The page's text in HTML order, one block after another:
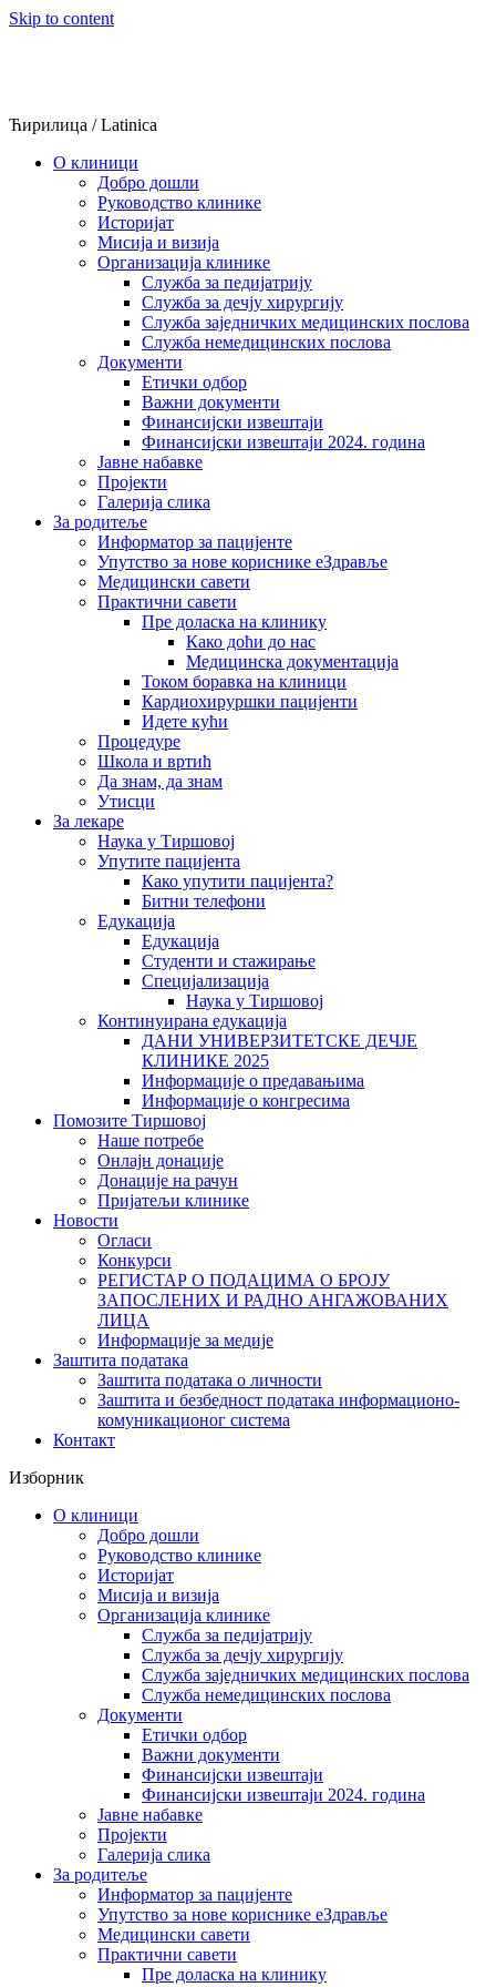
Skip to content
Ћирилица /Latinica
О клиници
Добро дошли
Руководство клинике
Историјат
Мисија и визија
Организација клинике
Служба за педијатрију
Служба за дечју хирургију
Служба заједничких медицинских послова
Служба немедицинских послова
Документи
Етички одбор
Важни документи
Финансијски извештаји
Финансијски извештаји 2024. година
Јавне набавке
Пројекти
Галерија слика
За родитеље
Информатор за пацијенте
Упутство за нове кориснике еЗдравље
Медицински савети
Практични савети
Пре доласка на клинику
Како доћи до нас
Медицинска документација
Током боравка на клиници
Кардиохируршки пацијенти
Идете кући
Процедуре
Школа и вртић
Да знам, да знам
Утисци
За лекаре
Наука у Тиршовој
Упутите пацијента
Како упутити пацијента?
Битни телефони
Едукација
Едукација
Студенти и стажирање
Специјализација
Наука у Тиршовој
Континуирана едукација
ДАНИ УНИВЕРЗИТЕТСКЕ ДЕЧЈЕ
КЛИНИКЕ 2025
Информације о предавањима
Информације о конгресима
Помозите Тиршовој
Наше потребе
Онлајн донације
Донације на рачун
Пријатељи клинике
Новости
Огласи
Конкурси
РЕГИСТАР О ПОДАЦИМА О БРОЈУ
ЗАПОСЛЕНИХ И РАДНО АНГАЖОВАНИХ
ЛИЦА
Информације за медије
Заштита података
Заштита података о личности
Заштита и безбедност података информационо-
комуникационог система
Контакт
Изборник
О клиници
Добро дошли
Руководство клинике
Историјат
Мисија и визија
Организација клинике
Служба за педијатрију
Служба за дечју хирургију
Служба заједничких медицинских послова
Служба немедицинских послова
Документи
Етички одбор
Важни документи
Финансијски извештаји
Финансијски извештаји 2024. година
Јавне набавке
Пројекти
Галерија слика
За родитеље
Информатор за пацијенте
Упутство за нове кориснике еЗдравље
Медицински савети
Практични савети
Пре доласка на клинику